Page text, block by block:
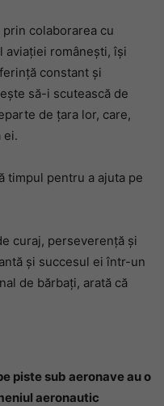
colaborarea cu
aviației românești, își
constant și
să-i scutească de
de țara lor, care,
ei.
timpul pentru a ajuta pe
curaj, perseverență și
și succesul ei într-un
de bărbați, arată că
piste sub aeronave au o
aeronautic